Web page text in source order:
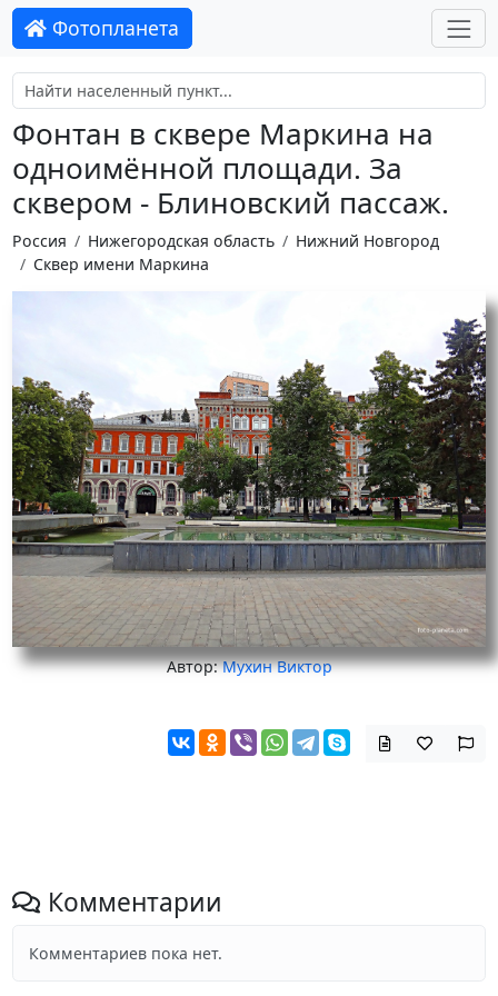
Фотопланета
Фонтан в сквере Маркина на
одноимённой площади. За
сквером - Блиновский пассаж.
Россия Нижегородская область
Нижний Новгород
Сквер имени Маркина
Автор:Мухин Виктор
Комментарии
Комментариев пока нет.